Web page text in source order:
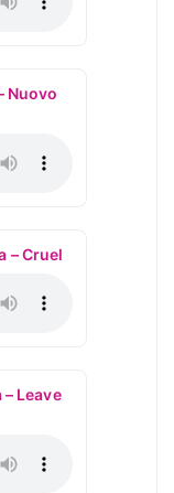
Nuovo
– Cruel
Leave